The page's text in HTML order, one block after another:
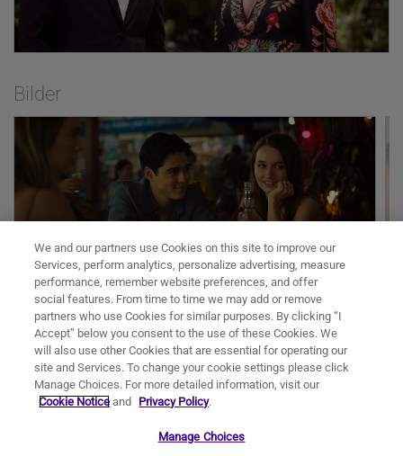
eigenem Drehbuch mit Co-Autor Daniel Pipski
als funkensprühenden Gute-Laune-Film über
romantische Überraschungen und zweite
An ihrer Seite strahlen außerdem die Golden-
Globe-nominierte Kaitlyn Dever
(Unbelievable) sowie Lucas Bravo (Emily in
Paris) und Billie Lourd (Booksmart).
Für die Produktion von TICKET INS
kreativer Köpfe verantwortlich, angeführt
von Roberts und Clooney selbst sowie vom
mehrfach Oscar®-nominierten Erfolgsduo
Tim Bevan und Eric Fellner (The Danish Girl,
Die Entdeckung der Unendlichkeit, Les
Misérables, Yesterday). Zu den weiteren
Produzenten gehören Oscar®-Gewinner
Grant Heslov (Argo, Monuments Men:
Ungewöhnliche Helden), Sarah Harvey (Best
Exotic Marigold Hotel), Deborah Balderstone
Yeres Gill.
Bilder
Infos
Kinostart:
Jetzt im Kino
Regie:
Ol Parker
Billie Lourd
We and our partners use Cookies on this site to improve our
Services, perform analytics, personalize advertising, measure
performance, remember website preferences, and offer
social features. From time to time we may add or remove
partners who use Cookies for similar purposes. By clicking “I
Accept” below you consent to the use of these Cookies. We
will also use other Cookies that are essential for operating our
site and Services. To change your cookie settings please click
Manage Choices. For more detailed information, visit our
Cookie Notice and Privacy Policy.
Manage Choices